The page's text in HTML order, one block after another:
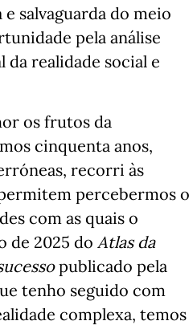
salvaguarda do meio
pela análise
realidade social e
os frutos da
cinquenta anos,
recorri às
percebermos o
com as quais o
de 2025 do Atlas da
publicado pela
tenho seguido com
complexa, temos